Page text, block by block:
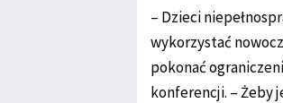
– Dzieci
wykorzystać
pokonać
konferencji. – Żeby